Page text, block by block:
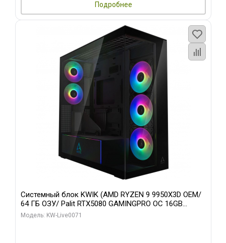
Подробнее
Системный блок KWIK (AMD RYZEN 9 9950X3D OEM/
64 ГБ ОЗУ/ Palit RTX5080 GAMINGPRO OC 16GB
GDDR7 256bit 3xDP HD/ 960 ГБ SSD)
Модель: KW-Live0071